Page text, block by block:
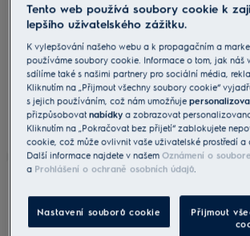
Tento web používá soubory cookie k
lepšího uživatelského zážitku.
K vylepšování našeho webu a k propagačním a
používáme soubory cookie. Informace o tom, jak náš
sdílíme také s našimi partnery pro sociální média,
Kliknutím na „Přijmout všechny soubory cookie“
s jejich používáním, což nám umožňuje
přizpůsobovatnabídky a zobrazovat
Kliknutím na „Pokračovat bez přijetí“ zablokujete
cookie, což může ovlivnit vaše uživatelské prostředí a
Další informace najdete v našemOznámení o
a Prohlášení o ochraně osobních údajů.
Nastavení souborů cookie Přijmout